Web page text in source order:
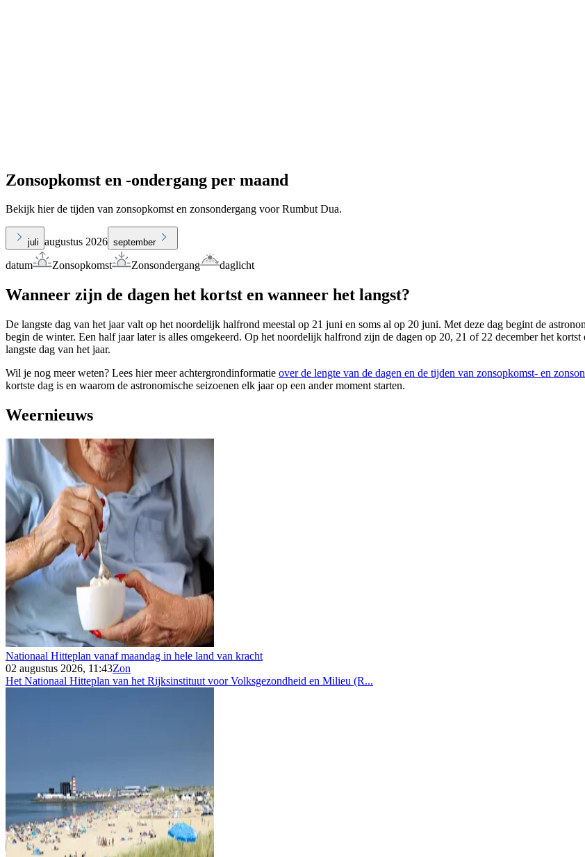
Zonsopkomst en -ondergang per maand
Bekijk hier de tijden van zonsopkomst en zonsondergang voor Rumbut Dua.
juli augustus 2026 september
datum Zonsopkomst Zonsondergang daglicht
Wanneer zijn de dagen het kortst en wanneer het langst?
De langste dag van het jaar valt op het noordelijk halfrond meestal op 21 juni en soms al op 20 juni. Met deze dag begint de
begin de winter. Een half jaar later is alles omgekeerd. Op het noordelijk halfrond zijn de dagen op 20, 21 of 22 december het
langste dag van het jaar.
Wil je nog meer weten? Lees hier meer achtergrondinformatie over de lengte van de dagen en de tijden van zonsopkomst- en
kortste dag is en waarom de astronomische seizoenen elk jaar op een ander moment starten.
Weernieuws
Nationaal Hitteplan vanaf maandag in hele land van kracht
02 augustus 2026, 11:43Zon
Het Nationaal Hitteplan van het Rijksinstituut voor Volksgezondheid en Milieu (R...